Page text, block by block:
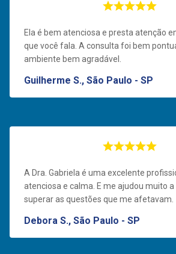
Ela é bem atenciosa e presta atenção
que você fala. A consulta foi bem
ambiente bem agradável.
Guilherme S., São Paulo - SP
A Dra. Gabriela é uma excelente
atenciosa e calma. E me ajudou muito
superar as questões que me afetavam.
Debora S., São Paulo - SP